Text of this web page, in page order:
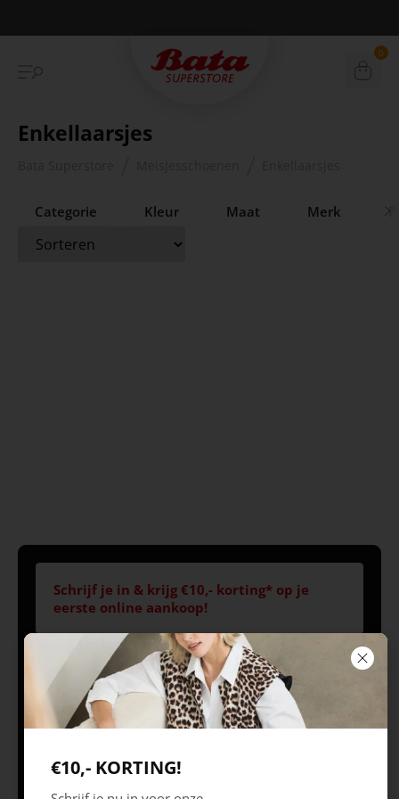
Betaal achteraf met Klarna 0
Enkellaarsjes
Categorie Kleur Maat Merk
Schrijf je in & krijg €10,- korting* op je
eerste online aankoop!
Volg ons
ZC
€10,- KORTING!